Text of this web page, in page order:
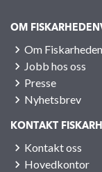
OM
Om
Jobb hos oss
Presse
Nyhetsbrev
KONTAKT
Kontakt oss
Hovedkontor